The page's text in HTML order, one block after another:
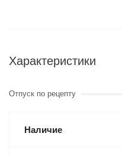
Характеристики
Отпуск по рецепту
Наличие